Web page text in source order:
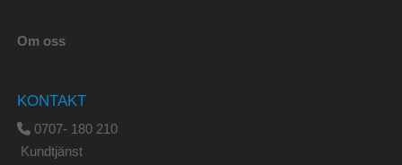
Om oss
KONTAKT
0707- 180 210
Kundtjänst